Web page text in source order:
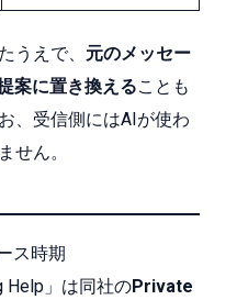
うえで、 元のメッセー
案に置き換えることも
、受信側にはAIが使わ
せん。
ス時期
Help」は同社のPrivate